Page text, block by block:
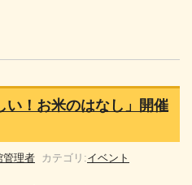
い！お米のはなし」開催
管理者 カテゴリ:イベント